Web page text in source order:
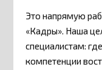
Это напрямую
«Кадры». Наша
специалистам:
компетенции